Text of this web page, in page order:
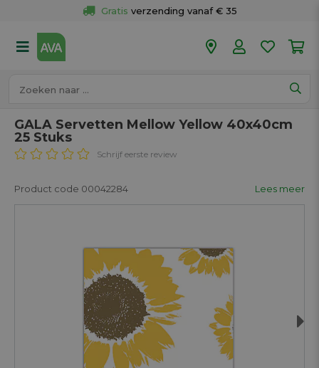
Gratis verzending vanaf € 35
50 winkels
GALA Servetten Mellow Yellow 40x40cm
25 Stuks
Schrijf eerste review
Product code 00042284 Lees meer